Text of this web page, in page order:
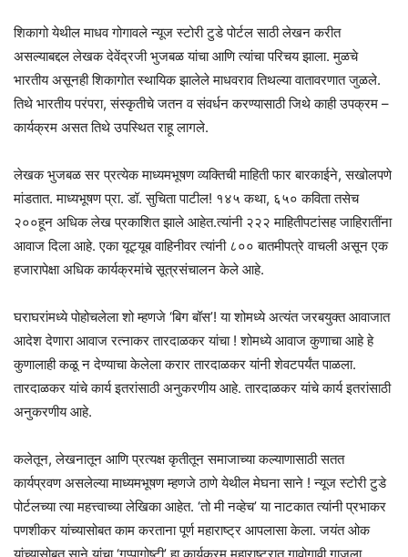
शिकागो येथील माधव गोगावले न्यूज स्टोरी टुडे पोर्टल साठी लेखन करीत
असल्याबद्दल लेखक देवेंद्रजी भुजबळ यांचा आणि त्यांचा परिचय झाला. मुळचे
भारतीय असूनही शिकागोत स्थायिक झालेले माधवराव तिथल्या वातावरणात जुळले.
तिथे भारतीय परंपरा, संस्कृतीचे जतन व संवर्धन करण्यासाठी जिथे काही उपक्रम –
कार्यक्रम असत तिथे उपस्थित राहू लागले.
लेखक भुजबळ सर प्रत्येक माध्यमभूषण व्यक्तिची माहिती फार बारकाईने, सखोलपणे
मांडतात. माध्यभूषण प्रा. डॉ. सुचिता पाटील! १४५ कथा, ६५० कविता तसेच
२००हून अधिक लेख प्रकाशित झाले आहेत.त्यांनी २२२ माहितीपटांसह जाहिरातींना
आवाज दिला आहे. एका यूट्यूब वाहिनीवर त्यांनी ८०० बातमीपत्रे वाचली असून एक
हजारापेक्षा अधिक कार्यक्रमांचे सूत्रसंचालन केले आहे.
घराघरांमध्ये पोहोचलेला शो म्हणजे ‘बिग बॉस’! या शोमध्ये अत्यंत जरबयुक्त आवाजात
आदेश देणारा आवाज रत्नाकर तारदाळकर यांचा ! शोमध्ये आवाज कुणाचा आहे हे
कुणालाही कळू न देण्याचा केलेला करार तारदाळकर यांनी शेवटपर्यंत पाळला.
तारदाळकर यांचे कार्य इतरांसाठी अनुकरणीय आहे. तारदाळकर यांचे कार्य इतरांसाठी
अनुकरणीय आहे.
कलेतून, लेखनातून आणि प्रत्यक्ष कृतीतून समाजाच्या कल्याणासाठी सतत
कार्यप्रवण असलेल्या माध्यमभूषण म्हणजे ठाणे येथील मेघना साने ! न्यूज स्टोरी टुडे
पोर्टलच्या त्या महत्त्वाच्या लेखिका आहेत. ‘तो मी नव्हेच’ या नाटकात त्यांनी प्रभाकर
पणशीकर यांच्यासोबत काम करताना पूर्ण महाराष्ट्र आपलासा केला. जयंत ओक